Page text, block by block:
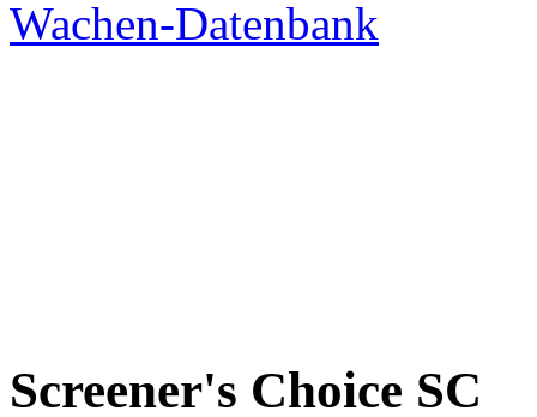
Screener's Choice SC